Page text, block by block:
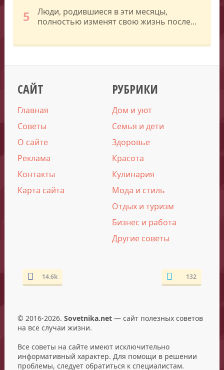
5
Люди, родившиеся в эти месяцы,
полностью изменят свою жизнь после...
САЙТ
Главная
Советы
О сайте
Реклама
Контакты
Карта сайта
РУБРИКИ
Дом и уют
Семья и дети
Здоровье
Красота
Кулинария
Мода и стиль
Отдых и туризм
Бизнес и работа
Другие советы
14.6k 132
© 2016-2026. Sovetnika.net— сайт полезных советов
на все случаи жизни.
Все советы на сайте имеют исключительно
информативный характер. Для помощи в решении
проблемы, следует обратиться к специалистам.